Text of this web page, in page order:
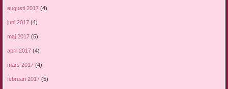
augusti 2017(4)
juni 2017(4)
maj 2017(5)
april 2017(4)
mars 2017(4)
februari 2017(5)